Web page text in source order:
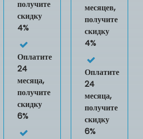
получите
скидку
4%
Оплатите
24
месяца,
получите
скидку
6%
месяцев,
получите
скидку
4%
Оплатите
24
месяца,
получите
скидку
6%